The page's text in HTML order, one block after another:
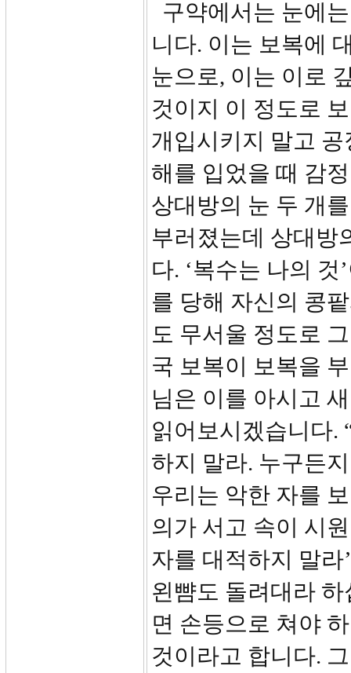
구약에서는 눈에
니다. 이는 보복에
눈으로, 이는 이로
것이지 이 정도로
개입시키지 말고
해를 입었을 때 감
상대방의 눈 두 개
부러졌는데 상대방
다. ‘복수는 나의
를 당해 자신의 콩
도 무서울 정도로
국 보복이 보복을
님은 이를 아시고
읽어보시겠습니다.
하지 말라. 누구든
우리는 악한 자를
의가 서고 속이 시
자를 대적하지 말
왼뺨도 돌려대라
면 손등으로 쳐야
것이라고 합니다.